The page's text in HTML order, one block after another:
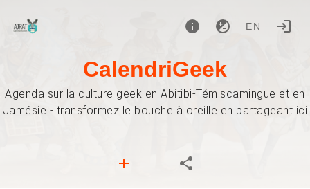
EN
CalendriGeek
Agenda sur la culture geek en Abitibi-Témiscamingue et en
Jamésie - transformez le bouche à oreille en partageant ici